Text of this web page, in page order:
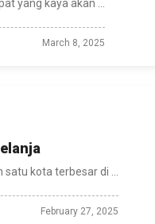
yang kaya akan ...
March 8, 2025
kota terbesar di ...
February 27, 2025